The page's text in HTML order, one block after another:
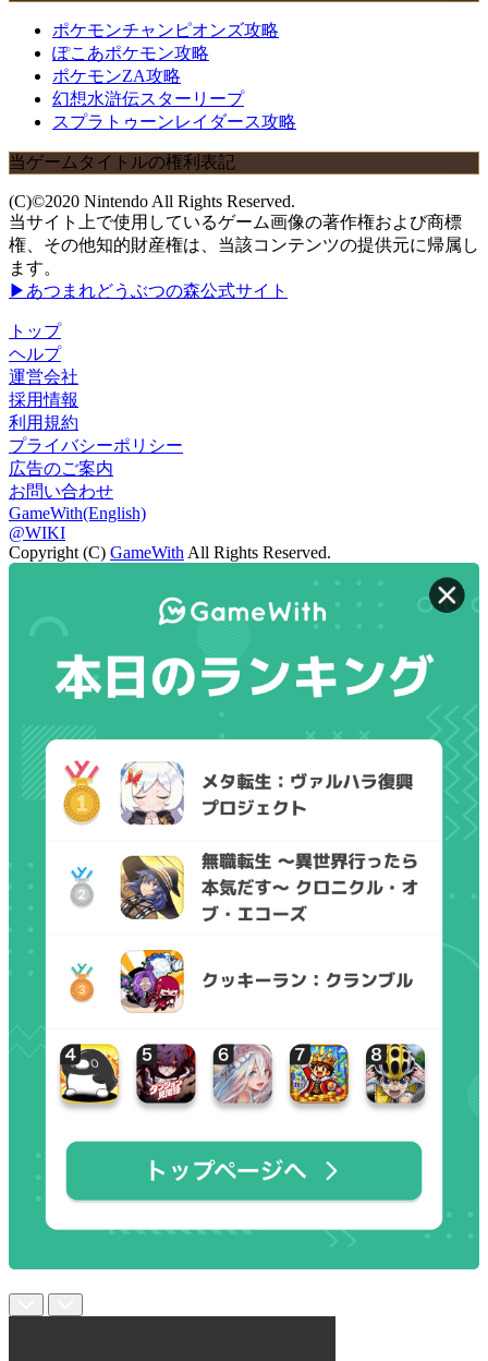
ポケモンチャンピオンズ攻略
ぽこあポケモン攻略
ポケモンZA攻略
幻想水滸伝スターリープ
スプラトゥーンレイダース攻略
当ゲームタイトルの権利表記
(C)©2020 Nintendo All Rights Reserved.
当サイト上で使用しているゲーム画像の著作権および商標
権、その他知的財産権は、当該コンテンツの提供元に帰属し
ます。
▶あつまれどうぶつの森公式サイト
トップ
ヘルプ
運営会社
採用情報
利用規約
プライバシーポリシー
広告のご案内
お問い合わせ
GameWith(English)
@WIKI
Copyright (C) GameWith All Rights Reserved.